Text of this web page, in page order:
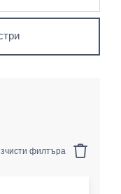
филтъра